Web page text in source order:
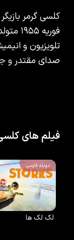
تلویزیون و
صدای مقتدر و
فیلم های
دوبله فارسی
لک لک ها